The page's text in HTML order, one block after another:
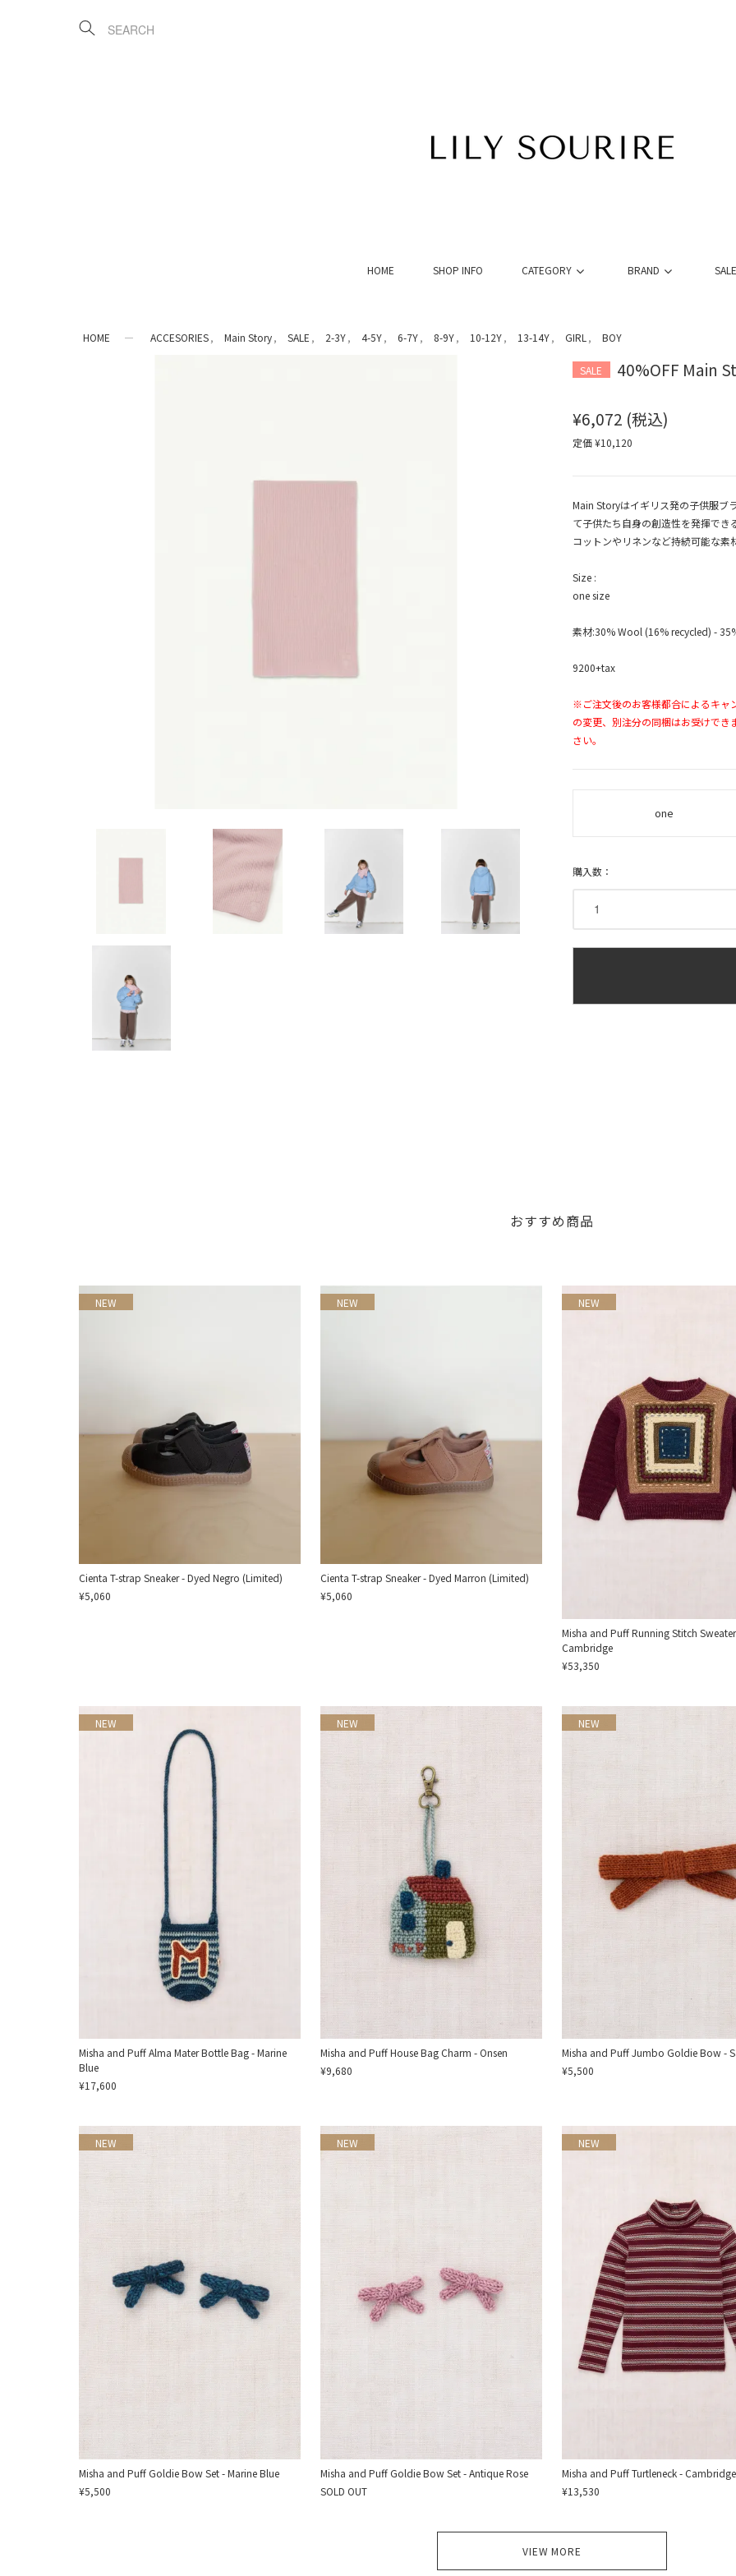
HOME SHOP INFO CATEGORY BRAND
HOME ACCESORIES Main Story SALE 2-3Y 4-5Y 6-7Y 8-9Y 10-12Y 13-14Y GIRL BOY
SALE 40%OFF Main
¥6,072 (税込)
定価 ¥10,120
Main Storyはイギリス発の子供服ブ
て子供たち自身の創造性を発揮で
コットンやリネンなど持続可能な
Size :
one size
素材:30% Wool (16% recycled) -
9200+tax
※ご注文後のお客様都合によるキャ
の変更、別注分の同梱はお受けで
さい。
one
購入数：
おすすめ商品
NEW
Cienta T-strap Sneaker - Dyed Negro (Limited)
¥5,060
NEW
Cienta T-strap Sneaker - Dyed Marron (Limited)
¥5,060
NEW
Misha and Puff Running Stitch
Cambridge
¥53,350
NEW
Misha and Puff Alma Mater Bottle Bag - Marine
Blue
¥17,600
NEW
Misha and Puff House Bag Charm - Onsen
¥9,680
NEW
Misha and Puff Jumbo Goldie Bow -
¥5,500
NEW
Misha and Puff Goldie Bow Set - Marine Blue
¥5,500
NEW
Misha and Puff Goldie Bow Set - Antique Rose
SOLD OUT
NEW
Misha and Puff Turtleneck -
¥13,530
VIEW MORE